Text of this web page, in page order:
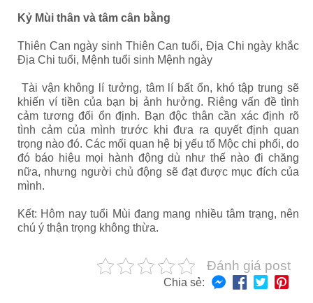
Kỷ Mùi thân và tâm cân bằng
Thiên Can ngày sinh Thiên Can tuổi, Địa Chi ngày khắc
Địa Chi tuổi, Mệnh tuổi sinh Mệnh ngày
Tài vận không lí tưởng, tâm lí bất ổn, khó tập trung sẽ
khiến ví tiền của bạn bị ảnh hưởng. Riêng vấn đề tình
cảm tương đối ổn định. Bạn độc thân cần xác định rõ
tình cảm của mình trước khi đưa ra quyết định quan
trọng nào đó. Các mối quan hệ bị yếu tố Mộc chi phối, do
đó báo hiệu mọi hành động dù như thế nào đi chăng
nữa, nhưng người chủ động sẽ đạt được mục đích của
mình.
Kết: Hôm nay tuổi Mùi đang mang nhiều tâm trạng, nên
chú ý thận trọng không thừa.
Đánh giá post
Chia sẻ: